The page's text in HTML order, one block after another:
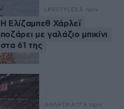
LIFESTYLE3 λ. πριν
Η Ελίζαμπεθ Χάρλεϊ
ποζάρει με γαλάζιο μπικίνι
στα 61 της
ΑΘΛΗΤΙΚΑ 17 λ. πριν